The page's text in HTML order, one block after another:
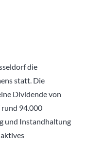
die
statt. Die
Dividende von
rund 94.000
und Instandhaltung